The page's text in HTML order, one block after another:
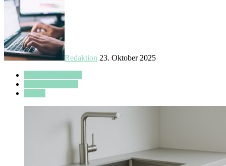
Redaktion 23. Oktober 2025